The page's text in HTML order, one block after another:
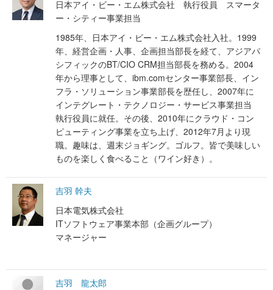
日本アイ・ビー・エム株式会社 執行役員 スマータ
ー・シティー事業担当
1985年、日本アイ・ビー・エム株式会社入社。1999
年、経営企画・人事、企画担当部長を経て、アジアパ
シフィックのBT/CIO CRM担当部長を務める。2004
年から理事として、ibm.comセンター事業部長、イン
フラ・ソリューション事業部長を歴任し、2007年に
インテグレート・テクノロジー・サービス事業担当
執行役員に就任。その後、2010年にクラウド・コン
ピューティング事業を立ち上げ、2012年7月より現
職。趣味は、週末ジョギング。ゴルフ。皆で美味しい
ものを楽しく食べること（ワイン好き）。
吉羽 幹夫
日本電気株式会社
ITソフトウェア事業本部（企画グループ）
マネージャー
吉羽 龍太郎